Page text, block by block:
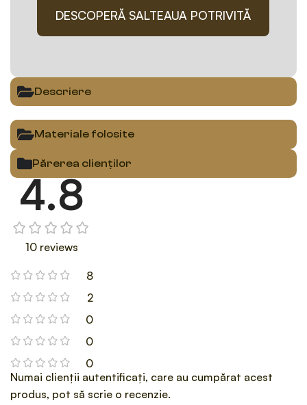
DESCOPERĂ SALTEAUA POTRIVITĂ
Descriere
Materiale folosite
Părerea clienților
4.8
10 reviews
8
2
0
0
0
Numai clienții autentificați, care au cumpărat acest
produs, pot să scrie o recenzie.